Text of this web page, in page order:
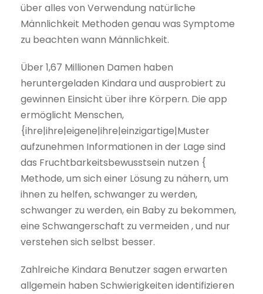
über alles von Verwendung natürliche
Männlichkeit Methoden genau was Symptome
zu beachten wann Männlichkeit.
Über 1,67 Millionen Damen haben
heruntergeladen Kindara und ausprobiert zu
gewinnen Einsicht über ihre Körpern. Die app
ermöglicht Menschen,
{ihre|ihre|eigene|ihre|einzigartige|Muster
aufzunehmen Informationen in der Lage sind
das Fruchtbarkeitsbewusstsein nutzen {
Methode, um sich einer Lösung zu nähern, um
ihnen zu helfen, schwanger zu werden,
schwanger zu werden, ein Baby zu bekommen,
eine Schwangerschaft zu vermeiden , und nur
verstehen sich selbst besser.
Zahlreiche Kindara Benutzer sagen erwarten
allgemein haben Schwierigkeiten identifizieren